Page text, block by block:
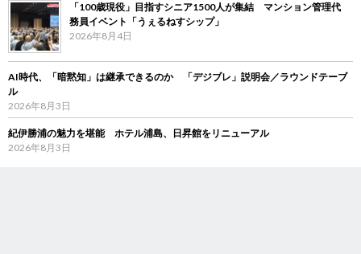
「100歳現役」目指すシニア1500人が集結 マンション管理代
務員イベント「うぇるねすシップ」
2026年8月4日
AI時代、「暗黙知」は継承できるのか 「デジブレ」説明会／ラウンドテーブ
ル
2026年8月3日
紀伊勝浦の魅力を堪能 ホテル浦島、日昇館をリニューアル
2026年8月3日